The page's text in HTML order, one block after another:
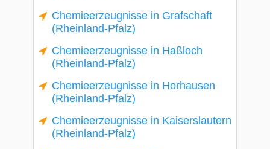
Chemieerzeugnisse in Grafschaft
(Rheinland-Pfalz)
Chemieerzeugnisse in Haßloch
(Rheinland-Pfalz)
Chemieerzeugnisse in Horhausen
(Rheinland-Pfalz)
Chemieerzeugnisse in Kaiserslautern
(Rheinland-Pfalz)